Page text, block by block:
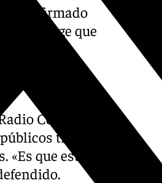
firmado
recoge que
en el
Se trata,
Colombia’,
tras
que estoy